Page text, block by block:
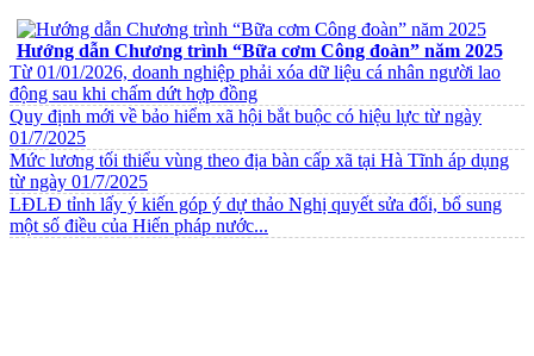
Hướng dẫn Chương trình “Bữa cơm Công đoàn” năm 2025
Từ 01/01/2026, doanh nghiệp phải xóa dữ liệu cá nhân người lao
động sau khi chấm dứt hợp đồng
Quy định mới về bảo hiểm xã hội bắt buộc có hiệu lực từ ngày
01/7/2025
Mức lương tối thiểu vùng theo địa bàn cấp xã tại Hà Tĩnh áp dụng
từ ngày 01/7/2025
LĐLĐ tỉnh lấy ý kiến góp ý dự thảo Nghị quyết sửa đổi, bổ sung
một số điều của Hiến pháp nước...